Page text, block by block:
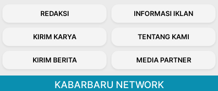
REDAKSI INFORMASI IKLAN
KIRIM KARYA TENTANG KAMI
KIRIM BERITA MEDIA PARTNER
KABARBARU NETWORK